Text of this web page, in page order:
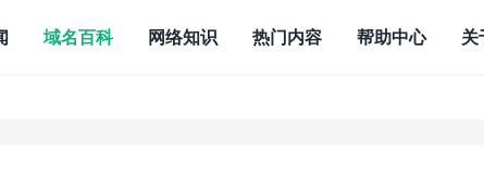
域名百科 网络知识 热门内容 帮助中心 关